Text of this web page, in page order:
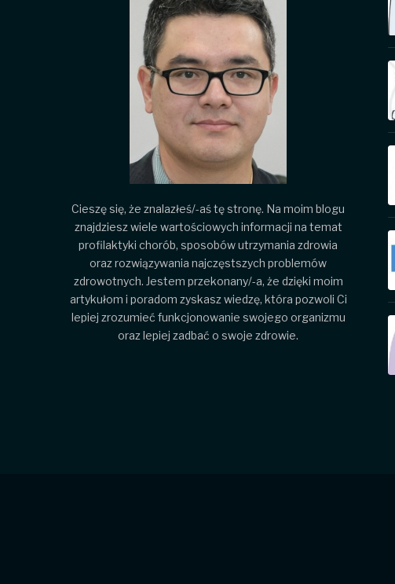
Cieszę się, że znalazłeś/-aś tę stronę. Na moim blogu
znajdziesz wiele wartościowych informacji na temat
profilaktyki chorób, sposobów utrzymania zdrowia
oraz rozwiązywania najczęstszych problemów
zdrowotnych. Jestem przekonany/-a, że dzięki moim
artykułom i poradom zyskasz wiedzę, która pozwoli Ci
lepiej zrozumieć funkcjonowanie swojego organizmu
oraz lepiej zadbać o swoje zdrowie.